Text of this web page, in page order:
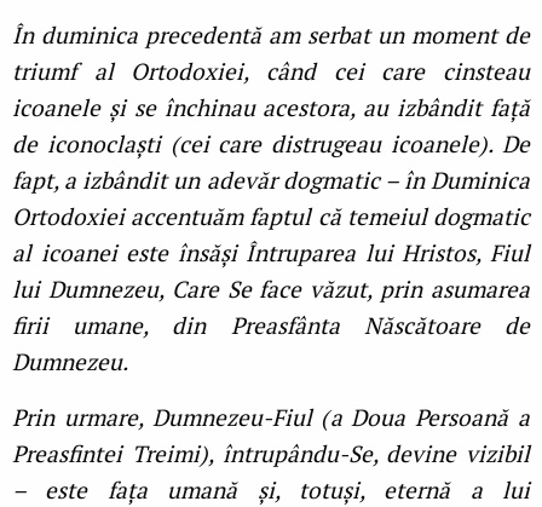
În duminica precedentă am serbat un moment de
triumf al Ortodoxiei, când cei care cinsteau
icoanele și se închinau acestora, au izbândit faţă
de iconoclaști (cei care distrugeau icoanele). De
fapt, a izbândit un adevăr dogmatic – în Duminica
Ortodoxiei accentuăm faptul că temeiul dogmatic
al icoanei este însăși Întruparea lui Hristos, Fiul
lui Dumnezeu, Care Se face văzut, prin asumarea
firii umane, din Preasfânta Născătoare de
Dumnezeu.
Prin urmare, Dumnezeu-Fiul (a Doua Persoană a
Preasfintei Treimi), întrupându-Se, devine vizibil
– este faţa umană și, totuși, eternă a lui